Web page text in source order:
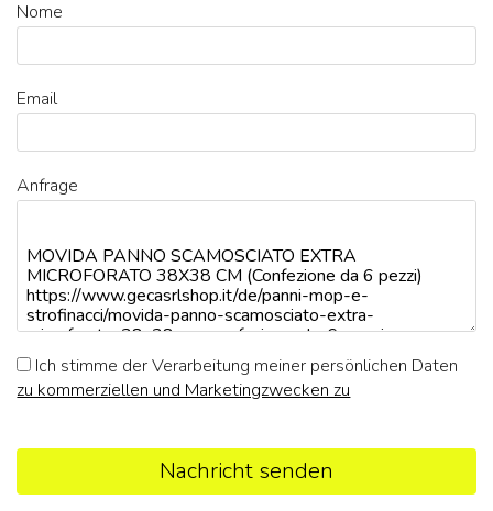
Nome
Email
Anfrage
Ich stimme der Verarbeitung meiner persönlichen Daten
zu kommerziellen und Marketingzwecken zu
Nachricht senden